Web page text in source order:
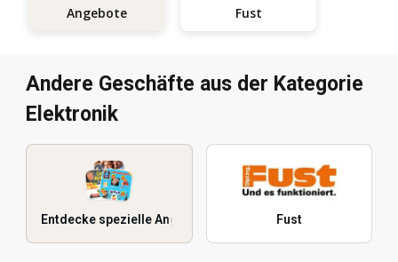
Angebote Fust
Andere Geschäfte aus der Kategorie
Elektronik
Entdecke spezielle Angebote Fust